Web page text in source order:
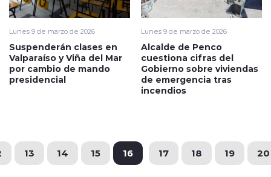
Lunes 9 de marzo de 2026
Suspenderán clases en
Valparaíso y Viña del Mar
por cambio de mando
presidencial
Lunes 9 de marzo de 2026
Alcalde de Penco
cuestiona cifras del
Gobierno sobre viviendas
de emergencia tras
incendios
13 14 15 16 17 18 19 20